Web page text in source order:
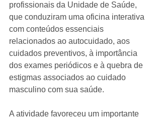
profissionais da Unidade de Saúde,
que conduziram uma oficina interativa
com conteúdos essenciais
relacionados ao autocuidado, aos
cuidados preventivos, à importância
dos exames periódicos e à quebra de
estigmas associados ao cuidado
masculino com sua saúde.
A atividade favoreceu um importante